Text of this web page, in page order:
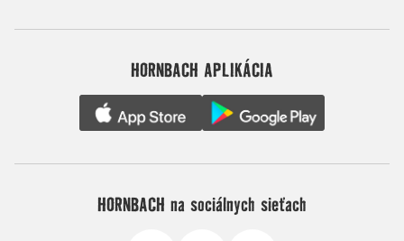
HORNBACH APLIKÁCIA
HORNBACH na sociálnych sieťach